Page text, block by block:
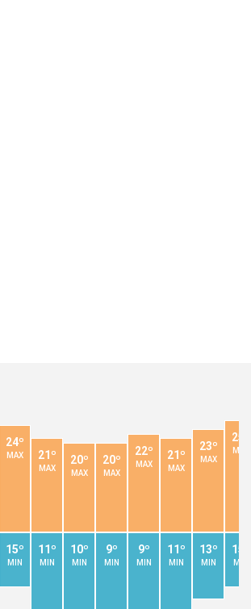
24º
MAX
15º
MIN
21º
MAX
11º
MIN
20º
MAX
10º
MIN
20º
MAX
9º
MIN
22º
MAX
9º
MIN
21º
MAX
11º
MIN
23º
MAX
13º
MIN
25º
MAX
15º
MIN